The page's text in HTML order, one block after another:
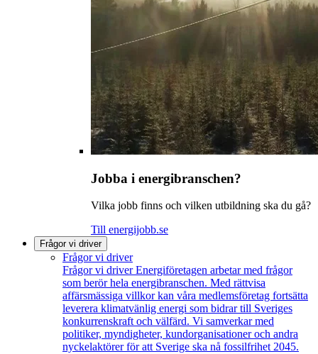
Jobba i energibranschen?
Vilka jobb finns och vilken utbildning ska du gå?
Till energijobb.se
Frågor vi driver
Frågor vi driver
Frågor vi driver Energiföretagen arbetar med frågor
som berör hela energibranschen. Med rättvisa
affärsmässiga villkor kan våra medlemsföretag fortsätta
leverera klimatvänlig energi som bidrar till Sveriges
konkurrenskraft och välfärd. Vi samverkar med
politiker, myndigheter, kundorganisationer och andra
nyckelaktörer för att Sverige ska nå fossilfrihet 2045.